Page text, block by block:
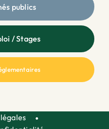
publics
/ Stages